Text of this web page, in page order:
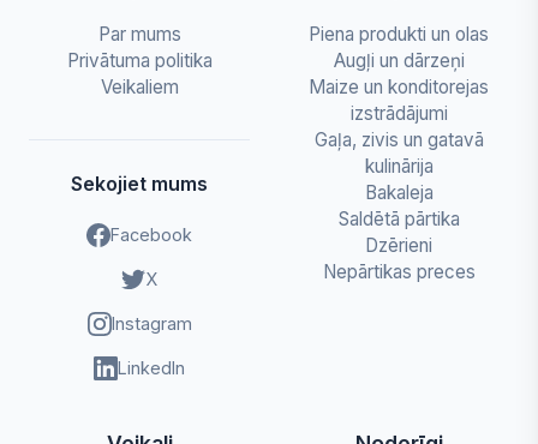
Par mums
Privātuma politika
Veikaliem
Sekojiet mums
Facebook
X
Instagram
LinkedIn
Piena produkti un olas
Augļi un dārzeņi
Maize un konditorejas
izstrādājumi
Gaļa, zivis un gatavā
kulinārija
Bakaleja
Saldētā pārtika
Dzērieni
Nepārtikas preces